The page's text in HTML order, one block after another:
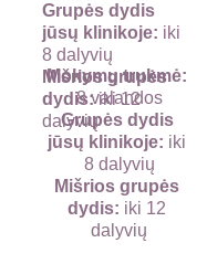
Grupės dydis
jūsų klinikoje: iki
8 dalyvių
Mišrios grupės
dydis: iki 12
dalyvių
Mokymų trukmė:
8 valandos
Grupės dydis
jūsų klinikoje: iki
8 dalyvių
Mišrios grupės
dydis: iki 12
dalyvių